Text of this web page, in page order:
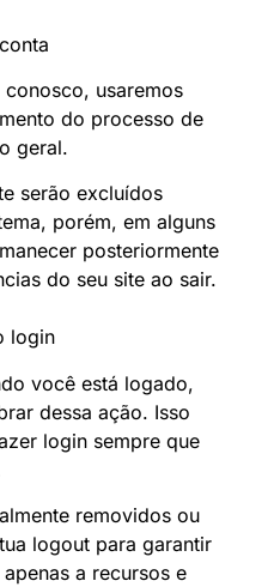
usaremos
do processo de
geral.
serão excluídos
porém, em alguns
posteriormente
do seu site ao sair.
login
você está logado,
dessa ação. Isso
login sempre que
removidos ou
logout para garantir
a recursos e